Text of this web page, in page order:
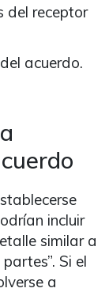
del receptor
acuerdo.
incluir
similar a
Si el
a